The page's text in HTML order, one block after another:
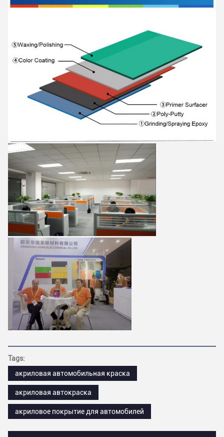
Tags:
акриловая автомобильная краска
акриловая автокраска
акриловое покрытие для автомобилей